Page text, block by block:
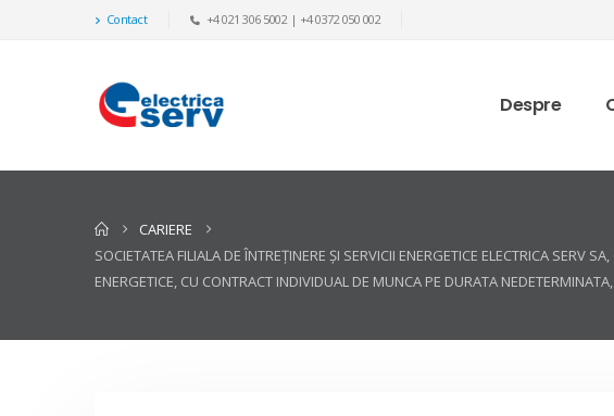
Contact +4 021 306 5002 | +4 0372 050 002
Despre
CARIERE
SOCIETATEA FILIALA DE ÎNTREŢINERE ŞI SERVICII ENERGETICE ELECTRICA SERV
ENERGETICE, CU CONTRACT INDIVIDUAL DE MUNCA PE DURATA